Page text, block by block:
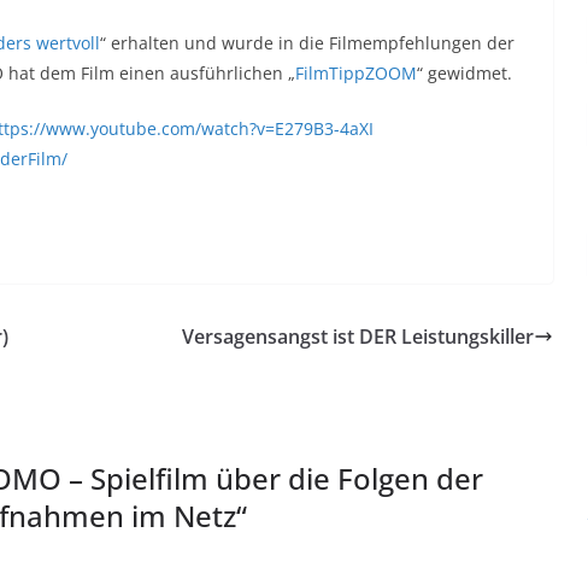
wertvoll“ erhalten und wurde in die Filmempfehlungen der
hat dem Film einen ausführlichen „FilmTippZOOM“ gewidmet.
www.youtube.com/watch?v=E279B3-4aXI
Versagensangst ist DER Leistungskiller
– Spielfilm über die Folgen der
im Netz“